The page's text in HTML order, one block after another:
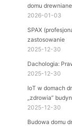
domu
2026-01-03
SPAX
zastosowanie
2025-12-30
Dachologia:
2025-12-30
IoT w domach
„zdrowia”
2025-12-30
Budowa domu